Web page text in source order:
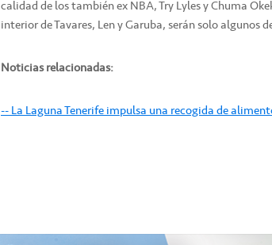
calidad de los también ex NBA, Try Lyles y Chuma
interior de Tavares, Len y Garuba, serán solo algunos
Noticias relacionadas:
-- La Laguna Tenerife impulsa una recogida de